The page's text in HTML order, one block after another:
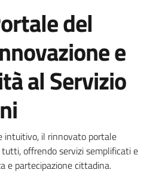
del
e
al Servizio
notizia
intuitivo, il rinnovato portale
offrendo servizi semplificati e
e partecipazione cittadina.